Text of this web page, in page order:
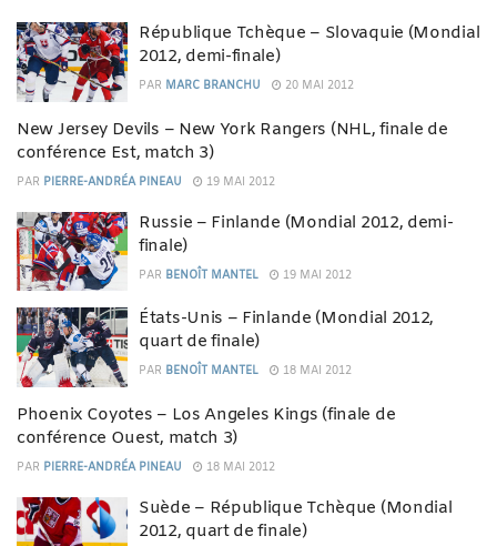
République Tchèque – Slovaquie (Mondial
2012, demi-finale)
PAR MARC BRANCHU 20 MAI 2012
New Jersey Devils – New York Rangers (NHL, finale de
conférence Est, match 3)
PAR PIERRE-ANDRÉA PINEAU 19 MAI 2012
Russie – Finlande (Mondial 2012, demi-
finale)
PAR BENOÎT MANTEL 19 MAI 2012
États-Unis – Finlande (Mondial 2012,
quart de finale)
PAR BENOÎT MANTEL 18 MAI 2012
Phoenix Coyotes – Los Angeles Kings (finale de
conférence Ouest, match 3)
PAR PIERRE-ANDRÉA PINEAU 18 MAI 2012
Suède – République Tchèque (Mondial
2012, quart de finale)